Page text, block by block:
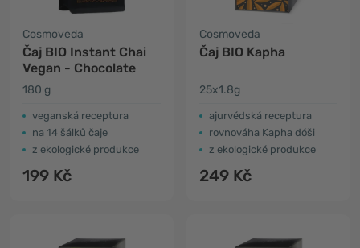
Cosmoveda
Čaj BIO Instant Chai
Vegan - Chocolate
180 g
veganská receptura
na 14 šálků čaje
z ekologické produkce
199 Kč
Cosmoveda
Čaj BIO Kapha
25x1.8g
ajurvédská receptura
rovnováha Kapha dóši
z ekologické produkce
249 Kč